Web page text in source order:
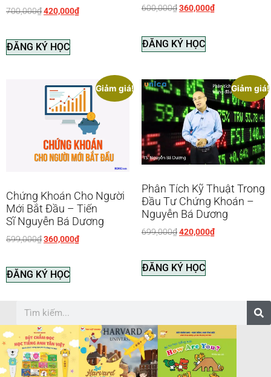
700,000₫420,000₫
ĐĂNG KÝ HỌC
600,000₫360,000₫
ĐĂNG KÝ HỌC
Giảm giá!
Chứng Khoán Cho Người
Mới Bắt Đầu – Tiến
Sĩ Nguyễn Bá Dương
599,000₫360,000₫
ĐĂNG KÝ HỌC
Giảm giá!
Phân Tích Kỹ Thuật Trong
Đầu Tư Chứng Khoán –
Nguyễn Bá Dương
699,000₫420,000₫
ĐĂNG KÝ HỌC